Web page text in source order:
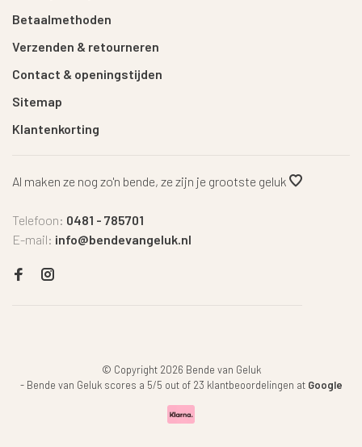
Betaalmethoden
Verzenden & retourneren
Contact & openingstijden
Sitemap
Klantenkorting
Al maken ze nog zo'n bende, ze zijn je grootste geluk
Telefoon: 0481 - 785701
E-mail: info@bendevangeluk.nl
© Copyright 2026 Bende van Geluk
- Bende van Geluk scores a 5/5 out of 23 klantbeoordelingen at Google